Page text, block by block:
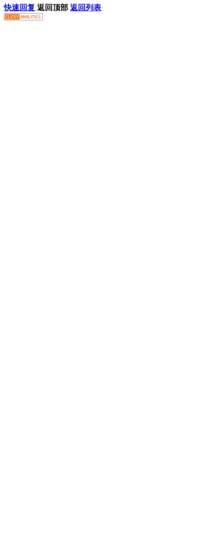
快速回复 返回顶部 返回列表